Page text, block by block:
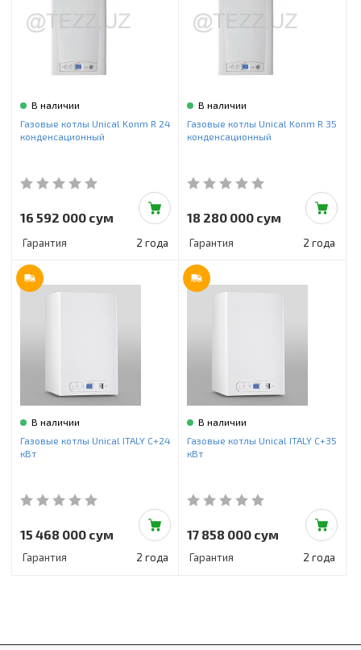
В наличии
Газовые котлы Unical Konm R 24
конденсационный
16 592 000 сум
Гарантия 2 года
В наличии
Газовые котлы Unical Konm R 35
конденсационный
18 280 000 сум
Гарантия 2 года
В наличии
Газовые котлы Unical ITALY C+24
кВт
15 468 000 сум
Гарантия 2 года
В наличии
Газовые котлы Unical ITALY C+35
кВт
17 858 000 сум
Гарантия 2 года